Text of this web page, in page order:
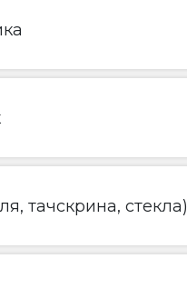
тачскрина, стекла)